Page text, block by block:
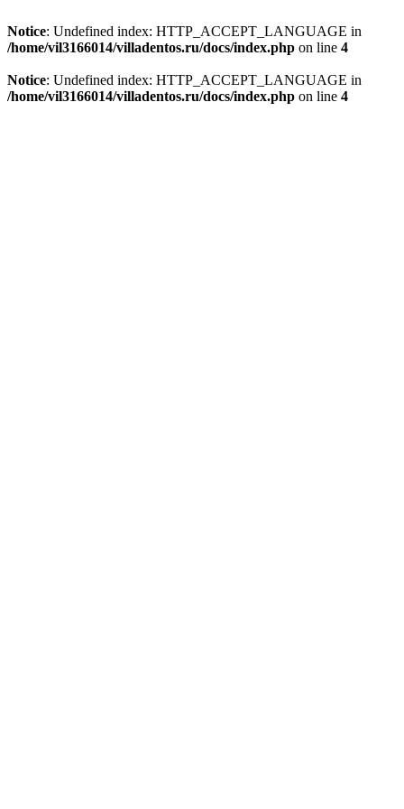
Notice: Undefined index: HTTP_ACCEPT_LANGUAGE in
/home/vil3166014/villadentos.ru/docs/index.php on line 4
Notice: Undefined index: HTTP_ACCEPT_LANGUAGE in
/home/vil3166014/villadentos.ru/docs/index.php on line 4